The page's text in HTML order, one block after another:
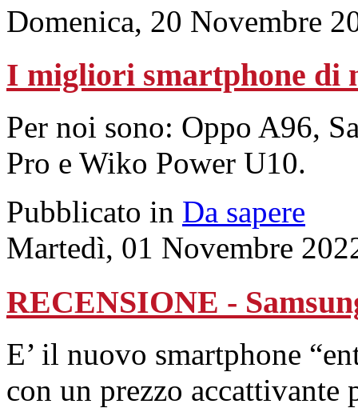
Domenica, 20 Novembre
I migliori smartphone di
Per noi sono: Oppo A96,
Pro e Wiko Power U10.
Pubblicato in Da sapere
Martedì, 01 Novembre
RECENSIONE -
E’ il nuovo smartphone
con un prezzo